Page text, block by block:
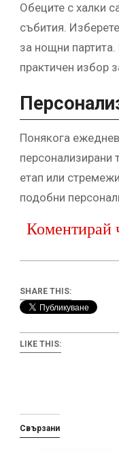
Обеците с халки
събития.
за нощни
практичен избор
Понякога
персонализирани
етап или
подобни
Коментирай
SHARE THIS:
LIKE THIS:
Свързани